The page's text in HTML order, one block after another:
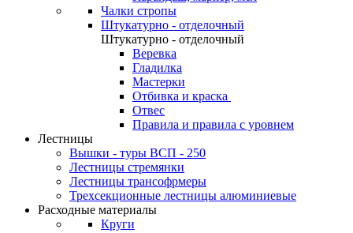
Чалки стропы
Штукатурно - отделочный
Штукатурно - отделочный
Веревка
Гладилка
Мастерки
Отбивка и краска
Отвес
Правила и правила с уровнем
Лестницы
Вышки - туры ВСП - 250
Лестницы стремянки
Лестницы трансофрмеры
Трехсекционные лестницы алюминиевые
Расходные материалы
Круги